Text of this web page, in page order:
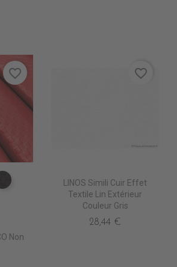
BIS PROFUSION
ED6007 BONBON
Non
favorite_border
LINOS Simili Cuir Effet
Textile Lin Extérieur
Couleur Gris
28,44 €
favorite_border